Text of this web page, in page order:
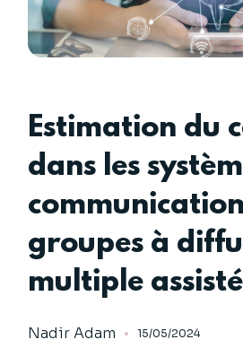
Estimation du
dans les
groupes à
multiple
Nadir Adam 15/05/2024